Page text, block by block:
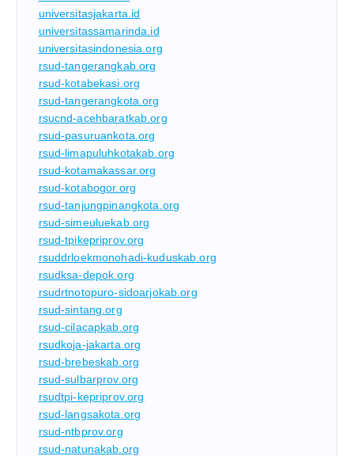
universitasjakarta.id
universitassamarinda.id
universitasindonesia.org
rsud-tangerangkab.org
rsud-kotabekasi.org
rsud-tangerangkota.org
rsucnd-acehbaratkab.org
rsud-pasuruankota.org
rsud-limapuluhkotakab.org
rsud-kotamakassar.org
rsud-kotabogor.org
rsud-tanjungpinangkota.org
rsud-simeuluekab.org
rsud-tpikepriprov.org
rsuddrloekmonohadi-kuduskab.org
rsudksa-depok.org
rsudrtnotopuro-sidoarjokab.org
rsud-sintang.org
rsud-cilacapkab.org
rsudkoja-jakarta.org
rsud-brebeskab.org
rsud-sulbarprov.org
rsudtpi-kepriprov.org
rsud-langsakota.org
rsud-ntbprov.org
rsud-natunakab.org